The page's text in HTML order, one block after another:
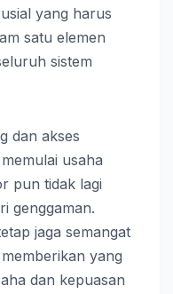
yang harus
satu elemen
sistem
dan akses
usaha
pun tidak lagi
genggaman.
jaga semangat
yang
dan kepuasan